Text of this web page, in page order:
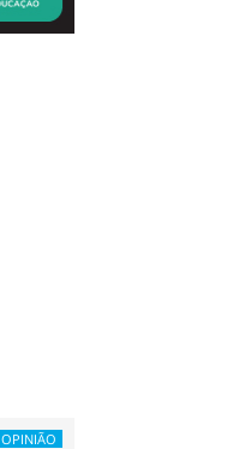
OPINIÃO